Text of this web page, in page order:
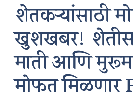
शेतकऱ्यांसाठी
खुशखबर!
माती आणि